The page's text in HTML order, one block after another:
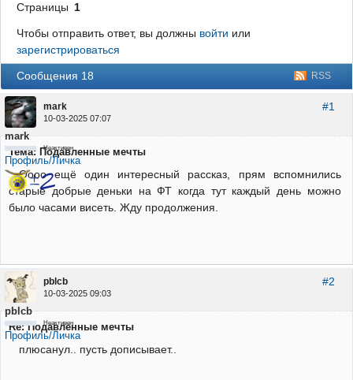
Вход
Страницы 1
Чтобы отправить ответ, вы должны войти или
зарегистрироваться
RSS
Сообщения 18
#1
mark
10-03-2025 07:07
mark
Неактивен
Профиль/Личка
Тема: Подавленные мечты
Оооо ещё один интересный рассказ, прям вспомнились
старые добрые деньки на ФТ когда тут каждый день можно
было часами висеть. Жду продолжения.
#2
pblcb
10-03-2025 09:03
pblcb
Неактивен
Профиль/Личка
Re: Подавленные мечты
плюсанул.. пусть дописывает..